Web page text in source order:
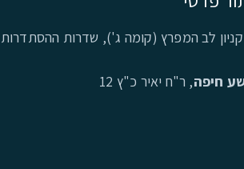
לב המפרץ (קומה ג'), שדרות ההסתדרות
חיפה, ר"ח יאיר כ"ץ 12